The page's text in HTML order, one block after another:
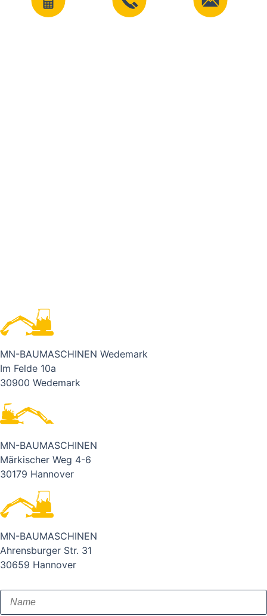
MN-BAUMASCHINEN Wedemark
Im Felde 10a
30900 Wedemark
MN-BAUMASCHINEN
Märkischer Weg 4-6
30179 Hannover
MN-BAUMASCHINEN
Ahrensburger Str. 31
30659 Hannover